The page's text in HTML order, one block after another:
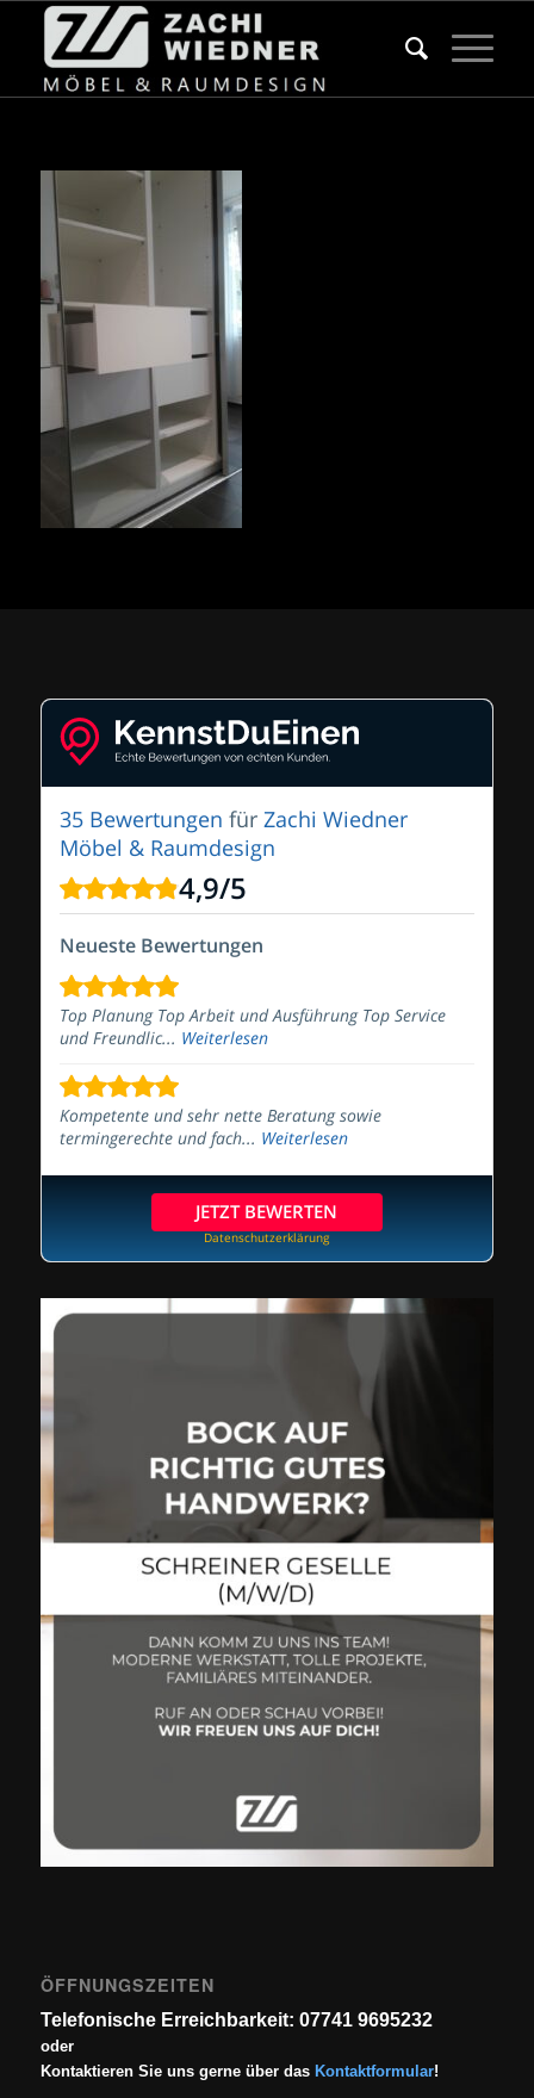
35 Bewertungen für Zachi Wiedner
Möbel & Raumdesign
4,9/5
Neueste Bewertungen
Top Planung Top Arbeit und Ausführung Top Service
und Freundlic... Weiterlesen
Kompetente und sehr nette Beratung sowie
termingerechte und fach... Weiterlesen
JETZT BEWERTEN
Datenschutzerklärung
ÖFFNUNGSZEITEN
Telefonische Erreichbarkeit: 07741 9695232
oder
Kontaktieren Sie uns gerne über das Kontaktformular!